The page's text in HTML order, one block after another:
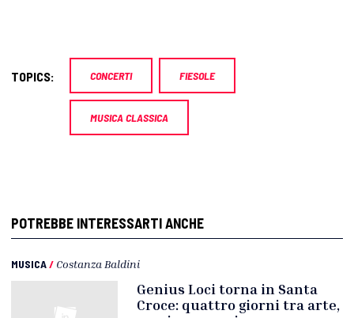
TOPICS: CONCERTI FIESOLE
MUSICA CLASSICA
POTREBBE INTERESSARTI ANCHE
MUSICA/ Costanza Baldini
Genius Loci torna in Santa
Croce: quattro giorni tra arte,